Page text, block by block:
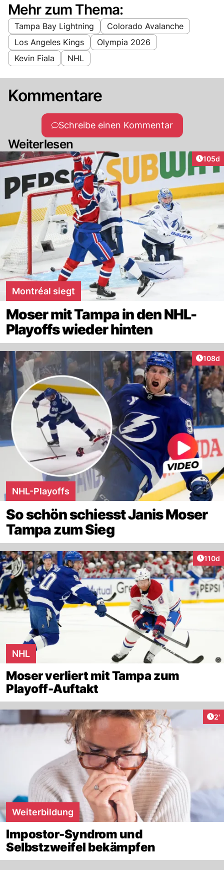
Mehr zum Thema:
Tampa Bay Lightning
Colorado Avalanche
Los Angeles Kings
Olympia 2026
Kevin Fiala
NHL
Kommentare
Schreibe einen Kommentar
Weiterlesen
105d
Montréal siegt
Moser mit Tampa in den NHL-
Playoffs wieder hinten
108d
NHL-Playoffs
So schön schiesst Janis Moser
Tampa zum Sieg
110d
NHL
Moser verliert mit Tampa zum
Playoff-Auftakt
2'
Weiterbildung
Impostor-Syndrom und
Selbstzweifel bekämpfen